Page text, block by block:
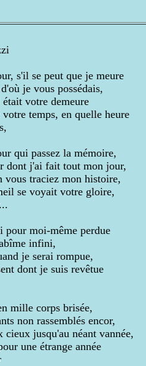
s'il se peut que je meure
je vous possédais,
votre demeure
votre temps, en quelle heure
qui passez la mémoire,
dont j'ai fait tout mon jour,
vous traciez mon histoire,
se voyait votre gloire,
pour moi-même perdue
infini,
je serai rompue,
dont je suis revêtue
mille corps brisée,
non rassemblés encor,
cieux jusqu'au néant vannée,
une étrange année